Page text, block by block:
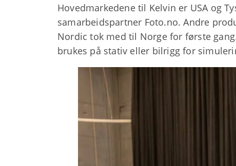
Hovedmarkedene til Kelvin er USA og
samarbeidspartner Foto.no. Andre
Nordic tok med til Norge for første
brukes på stativ eller bilrigg for